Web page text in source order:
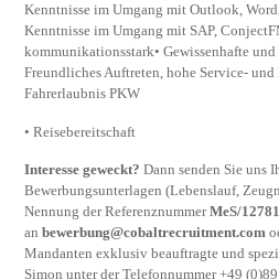
Kenntnisse im Umgang mit Outlook,
Kenntnisse im Umgang mit SAP,
kommunikationsstark• Gewissenhafte
Freundliches Auftreten, hohe Service-
Fahrerlaubnis PKW
• Reisebereitschaft
Interesse geweckt? Dann senden Sie uns
Bewerbungsunterlagen (Lebenslauf,
Nennung der ReferenznummerMeS/
anbewerbung@cobaltrecruitment.com
Mandanten exklusiv beauftragte und
Simon unter der Telefonnummer +49